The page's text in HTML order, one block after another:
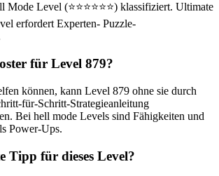
Level (⭐⭐⭐⭐⭐⭐) klassifiziert. Ultimate
erfordert Experten- Puzzle-
für Level 879?
können, kann Level 879 ohne sie durch
für-Schritt-Strategieanleitung
Bei hell mode Levels sind Fähigkeiten und
Power-Ups.
Tipp für dieses Level?